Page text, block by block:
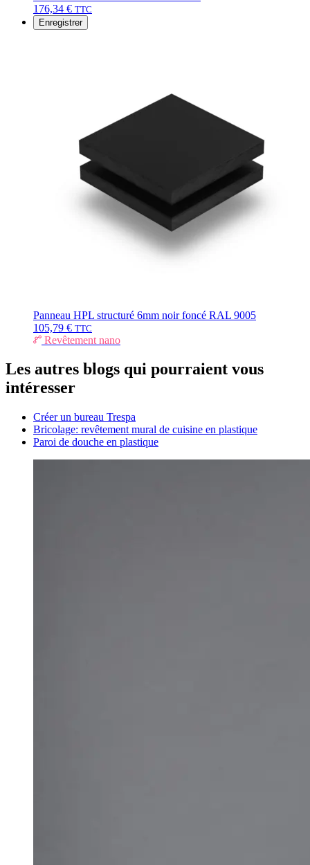
176,34 € TTC
Enregistrer
Panneau HPL structuré 6mm noir foncé RAL 9005
105,79 € TTC
Revêtement nano
Les autres blogs qui pourraient vous
intéresser
Créer un bureau Trespa
Bricolage: revêtement mural de cuisine en plastique
Paroi de douche en plastique